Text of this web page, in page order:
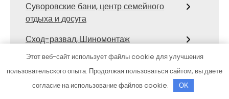
Суворовские бани, центр семейного
отдыха и досуга
Сход-развал, Шиномонтаж
Твой дом, магазин товаров для
ремонта
Территория первых, сауна
Этот веб-сайт использует файлы cookie для улучшения
пользовательского опыта. Продолжая пользоваться сайтом, вы даете
согласие на использование файлов cookie.
OK